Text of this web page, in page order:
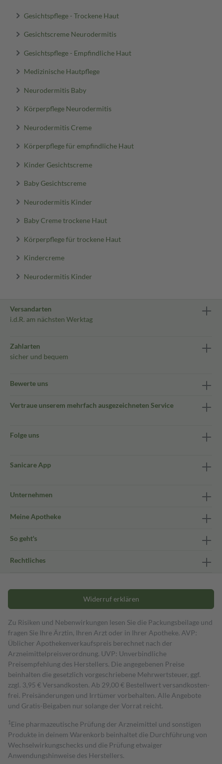
Gesichtspflege - Trockene Haut
Gesichtscreme Neurodermitis
Gesichtspflege - Empfindliche Haut
Medizinische Hautpflege
Neurodermitis Baby
Körperpflege Neurodermitis
Neurodermitis Creme
Körperpflege für empfindliche Haut
Kinder Gesichtscreme
Baby Gesichtscreme
Neurodermitis Kinder
Baby Creme trockene Haut
Körperpflege für trockene Haut
Kindercreme
Neurodermitis Kinder
Versandarten
i.d.R. am nächsten Werktag
Zahlarten
sicher und bequem
Bewerte uns
Vertraue unserem mehrfach ausgezeichneten Service
Folge uns
Sanicare App
Unternehmen
Meine Apotheke
So geht's
Rechtliches
Widerruf erklären
Zu Risiken und Nebenwirkungen lesen Sie die Packungsbeilage und
fragen Sie Ihre Ärztin, Ihren Arzt oder in Ihrer Apotheke. AVP:
Üblicher Apothekenverkaufspreis berechnet nach der
Arzneimittelpreisverordnung. UVP: Unverbindliche
Preisempfehlung des Herstellers. Die angegebenen Preise
beinhalten die gesetzlich vorgeschriebene Mehrwertsteuer, ggf.
zzgl. 3,95 € Versandkosten. Ab 29,00 € Bestell­wert versand­kosten­
frei. Preisänderungen und Irrtümer vorbehalten. Alle Angebote
und Gratis-Beigaben nur solange der Vorrat reicht.
1 Eine pharmazeutische Prüfung der Arzneimittel und sonstigen
Produkte in deinem Warenkorb beinhaltet die Durchführung von
Wechselwirkungschecks und die Prüfung etwaiger
Anwendungshinweise des Herstellers.